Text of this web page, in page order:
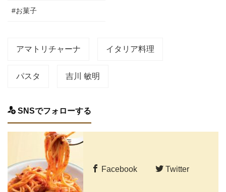
#お菓子
アマトリチャーナ イタリア料理
パスタ 吉川 敏明
SNSでフォローする
Facebook Twitter